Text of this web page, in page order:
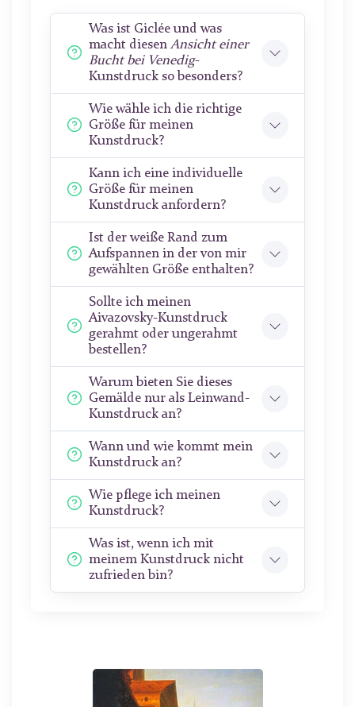
Was ist Giclée und was
macht diesenAnsicht einer
Bucht bei Venedig-
Kunstdruck so besonders?
Wie wähle ich die richtige
Größe für meinen
Kunstdruck?
Kann ich eine individuelle
Größe für meinen
Kunstdruck anfordern?
Ist der weiße Rand zum
Aufspannen in der von mir
gewählten Größe enthalten?
Sollte ich meinen
Aivazovsky-Kunstdruck
gerahmt oder ungerahmt
bestellen?
Warum bieten Sie dieses
Gemälde nur als Leinwand-
Kunstdruck an?
Wann und wie kommt mein
Kunstdruck an?
Wie pflege ich meinen
Kunstdruck?
Was ist, wenn ich mit
meinem Kunstdruck nicht
zufrieden bin?